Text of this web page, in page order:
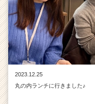
2023.12.25
丸の内ランチに行きました♪